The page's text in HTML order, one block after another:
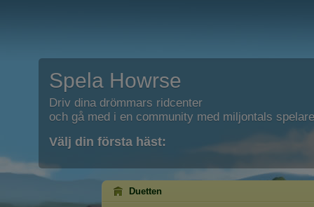
Spela Howrse
Driv dina drömmars ridcenter
och gå med i en community med miljontals
Välj din första häst:
Duetten